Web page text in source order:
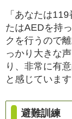
「あなたは
たはAEDを持
クを行うので
っかり大きな
り、非常に有
と感じています
避難訓練